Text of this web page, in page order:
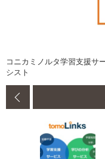
コニカミノルタ学習支援サ
シスト